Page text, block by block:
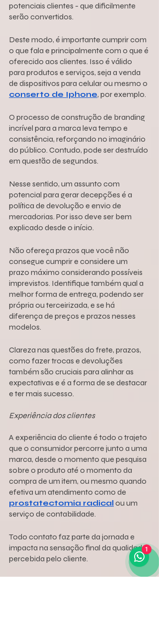
potenciais clientes - que dificilmente
serão convertidos.
Deste modo, é importante cumprir com
o que fala e principalmente com o que é
oferecido aos clientes. Isso é válido
para produtos e serviços, seja a venda
de dispositivos para celular ou mesmo o
conserto de Iphone, por exemplo.
O processo de construção de branding
incrível para a marca leva tempo e
consistência, reforçando no imaginário
do público. Contudo, pode ser destruído
em questão de segundos.
Nesse sentido, um assunto com
potencial para gerar decepções é a
política de devolução e envio de
mercadorias. Por isso deve ser bem
explicado desde o início.
Não ofereça prazos que você não
consegue cumprir e considere um
prazo máximo considerando possíveis
imprevistos. Identifique também qual a
melhor forma de entrega, podendo ser
própria ou terceirizada, e se há
diferença de preços e prazos nesses
modelos.
Clareza nas questões do frete, prazos,
como fazer trocas e devoluções
também são cruciais para alinhar as
expectativas e é a forma de se destacar
e ter mais sucesso.
Experiência dos clientes
A experiência do cliente é todo o trajeto
que o consumidor percorre junto a uma
marca, desde o momento que pesquisa
sobre o produto até o momento da
compra de um item, ou mesmo quando
efetiva um atendimento como de
prostatectomia radical ou um
serviço de contabilidade.
Todo contato faz parte da jornada e
impacta na sensação final da qualidade
percebida pelo cliente.
1